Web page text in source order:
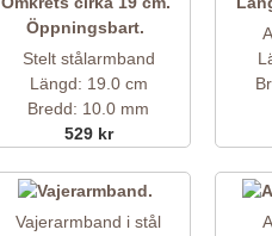
Stelt stålarmband
Längd: 19.0 cm
Bredd: 10.0 mm
529 kr
Vajerarmband i stål